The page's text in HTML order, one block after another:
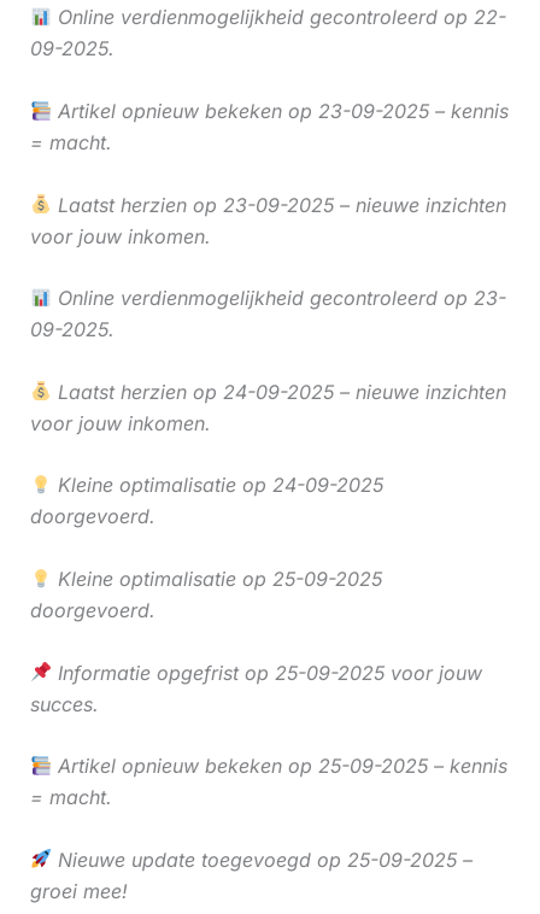
Online verdienmogelijkheid gecontroleerd op 22-
09-2025.
Artikel opnieuw bekeken op 23-09-2025 – kennis
= macht.
Laatst herzien op 23-09-2025 – nieuwe inzichten
voor jouw inkomen.
Online verdienmogelijkheid gecontroleerd op 23-
09-2025.
Laatst herzien op 24-09-2025 – nieuwe inzichten
voor jouw inkomen.
Kleine optimalisatie op 24-09-2025
doorgevoerd.
Kleine optimalisatie op 25-09-2025
doorgevoerd.
Informatie opgefrist op 25-09-2025 voor jouw
succes.
Artikel opnieuw bekeken op 25-09-2025 – kennis
= macht.
Nieuwe update toegevoegd op 25-09-2025 –
groei mee!